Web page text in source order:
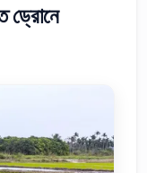
ড্রোনে